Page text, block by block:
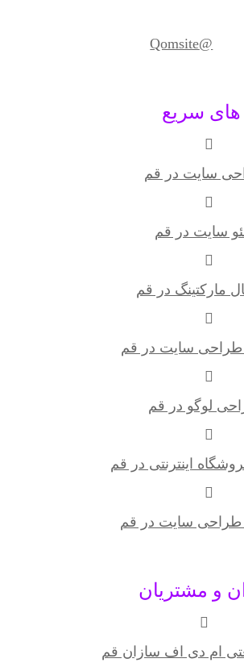
@Qomsite
های سریع
سایت در قم
سایت در قم
مارکتینگ در قم
سایت در قم
لوگو در قم
اینترنتی در قم
سایت در قم
و مشتریان
ام دی اف سازان قم